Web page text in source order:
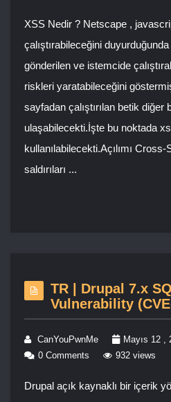
XSS Nedir ? Netscape ,
çalıştırabileceğini
gönderilen ve istemcide
riskleri yaratabileceğini
sayfadan çalıştırılan betik diğer
ulaşabilecekti.İşte bu noktada
kullanılabilecekti.Açılımı
saldırıları ...
TR | Drupal 7.x
Vulnerability
CanYouPwnMe Mayıs 12 ,
0 Comments
932 views
Drupal açık kaynaklı bir içerik